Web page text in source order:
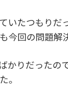
いたつもり
今回の問題解
かりだった
。